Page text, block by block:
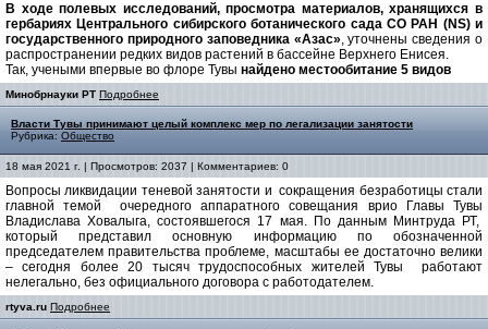
В ходе полевых исследований, просмотра материалов, хранящихся в
гербариях Центрального сибирского ботанического сада СО РАН (NS) и
государственного природного заповедника «Азас», уточнены сведения о
распространении редких видов растений в бассейне Верхнего Енисея.
Так, учеными впервые во флоре Тувы найденo местообитание 5 видов
Минобрнауки РТ Подробнее
Власти Тувы принимают целый комплекс мер по легализации занятости
Рубрика: Общество
18 мая 2021 г. | Просмотров: 2037 | Комментариев: 0
Вопросы ликвидации теневой занятости и сокращения безработицы стали
главной темой очередного аппаратного совещания врио Главы Тувы
Владислава Ховалыга, состоявшегося 17 мая. По данным Минтруда РТ,
который представил основную информацию по обозначенной
председателем правительства проблеме, масштабы ее достаточно велики
– сегодня более 20 тысяч трудоспособных жителей Тувы работают
нелегально, без официального договора с работодателем.
rtyva.ru Подробнее